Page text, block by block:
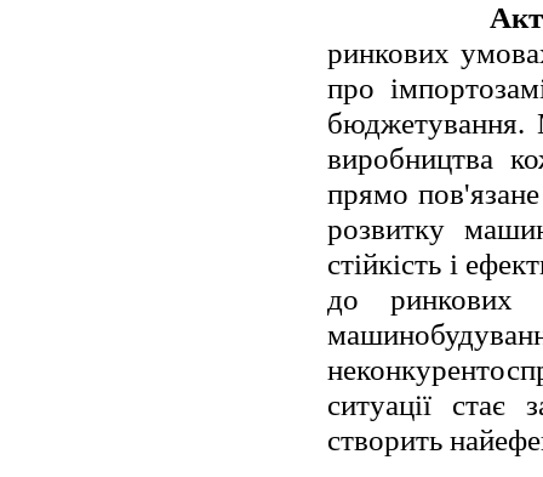
ринкових
про
бюджетування.
виробництва
прямо
розвитку
стійкість і
до ринкових
ситуації стає
створить